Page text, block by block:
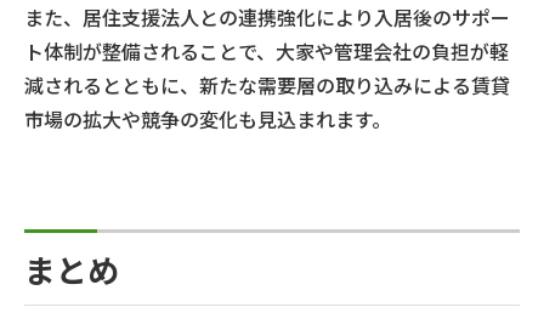
また、居住支援法人との連携強化により入居後のサポー
ト体制が整備されることで、大家や管理会社の負担が軽
減されるとともに、新たな需要層の取り込みによる賃貸
市場の拡大や競争の変化も見込まれます。
まとめ